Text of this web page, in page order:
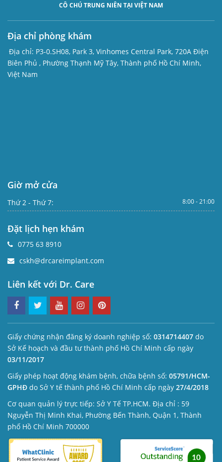
CÔ CHÚ TRUNG NIÊN TẠI VIỆT NAM
Địa chỉ phòng khám
Địa chỉ: P3-0.SH08, Park 3, Vinhomes Central Park, 720A Điện
Biên Phủ , Phường Thạnh Mỹ Tây, Thành phố Hồ Chí Minh,
Việt Nam
Giờ mở cửa
Thứ 2 - Thứ 7: 8:00 - 21:00
Đặt lịch hẹn khám
0775 63 8910
cskh@drcareimplant.com
Liên kết với Dr. Care
Giấy chứng nhận đăng ký doanh nghiệp số: 0314714407 do
Sở Kế hoạch và đầu tư thành phố Hồ Chí Minh cấp ngày
03/11/2017
Giấy phép hoạt động khám bệnh, chữa bệnh số: 05791/HCM-
GPHĐ do Sở Y tế thành phố Hồ Chí Minh cấp ngày 27/4/2018
Cơ quan quản lý trực tiếp: Sở Y Tế TP.HCM. Địa chỉ : 59
Nguyễn Thị Minh Khai, Phường Bến Thành, Quận 1, Thành
phố Hồ Chí Minh 700000